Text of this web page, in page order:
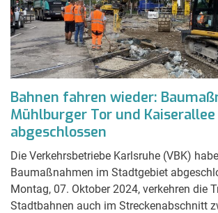
Bahnen fahren wieder:
Mühlburger Tor und Kaiserallee
abgeschlossen
Die Verkehrsbetriebe Karlsruhe (VBK)
Baumaßnahmen im Stadtgebiet
Montag, 07. Oktober 2024, verkehren die
Stadtbahnen auch im Streckenabschnitt